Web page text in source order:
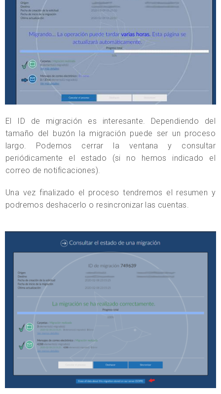
El ID de migración es interesante. Dependiendo del
tamaño del buzón la migración puede ser un proceso
largo. Podemos cerrar la ventana y consultar
periódicamente el estado (si no hemos indicado el
correo de notificaciones).
Una vez finalizado el proceso tendremos el resumen y
podremos deshacerlo o resincronizar las cuentas.